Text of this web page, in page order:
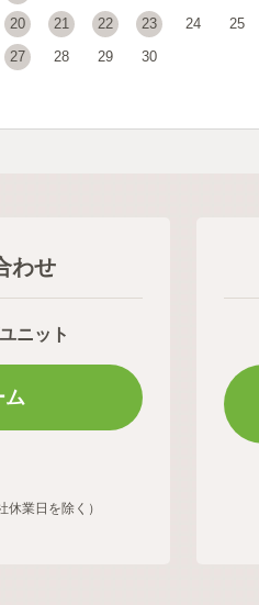
20
21 22 23 24 25
27
28 29 30
わせ
ニット
ム
業日を除く）